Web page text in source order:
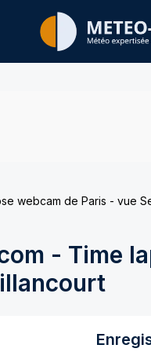
expertisés
webcam de Paris - vue
- Time